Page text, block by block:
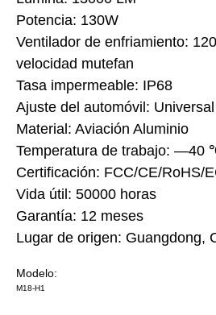
Potencia: 130W
Ventilador de enfriamiento:
velocidad mutefan
Tasa impermeable: IP68
Ajuste del automóvil: Universal
Material: Aviación Aluminio
Temperatura de trabajo:
Certificación: FCC/CE/RoHS/
Vida útil: 50000 horas
Garantía: 12 meses
Lugar de origen: Guangdong,
Modelo:
M18-H1